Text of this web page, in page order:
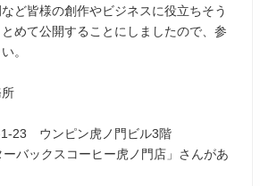
ど皆様の創作やビジネスに役立ちそう
めて公開することにしましたので、参
。
所
1-23 ウンピン虎ノ門ビル3階
ーバックスコーヒー虎ノ門店」さんがあ